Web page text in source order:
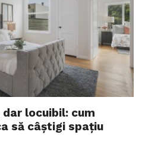
locuibil: cum
să câștigi spațiu